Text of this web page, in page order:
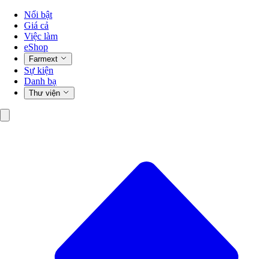
Nổi bật
Giá cả
Việc làm
eShop
Farmext
Sự kiện
Danh bạ
Thư viện